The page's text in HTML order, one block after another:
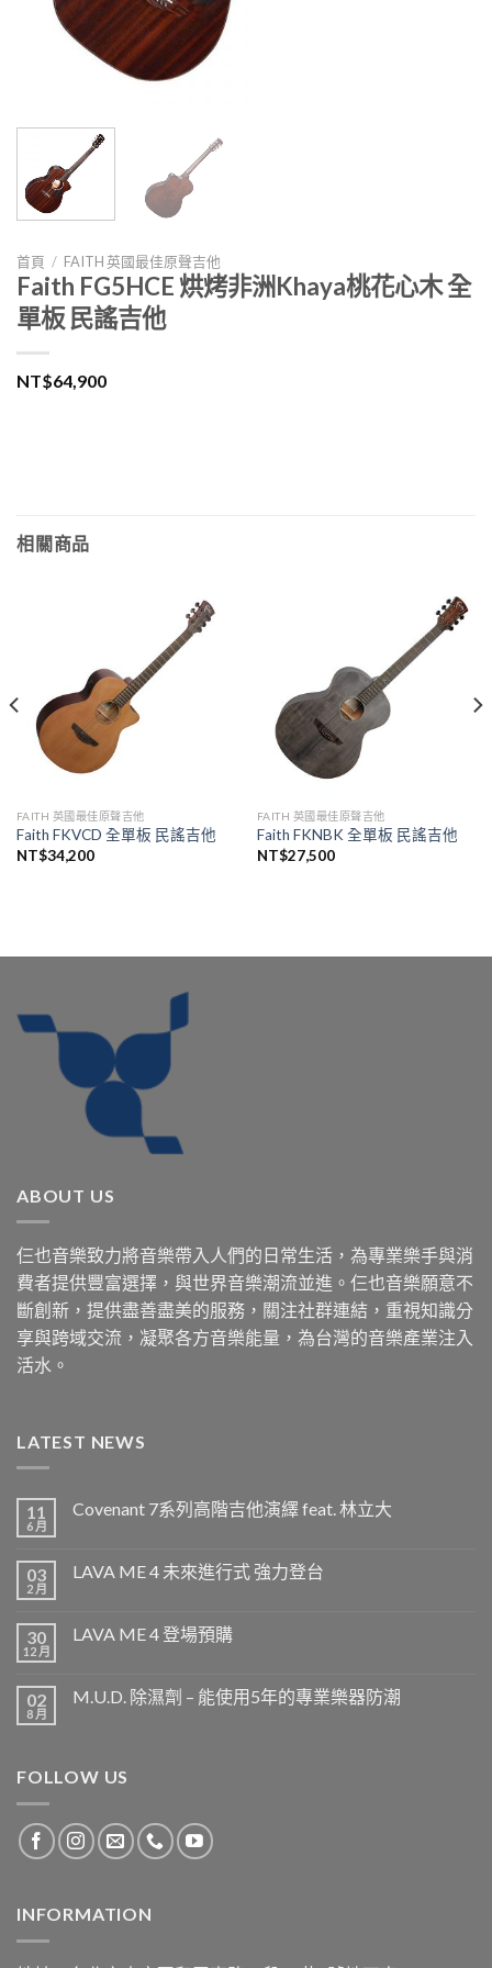
首頁 / FAITH 英國最佳原聲吉他
Faith FG5HCE 烘烤非洲Khaya桃花心木 全
單板 民謠吉他
NT$64,900
相關商品
FAITH 英國最佳原聲吉他
Faith FKVCD 全單板 民謠吉他
NT$34,200
FAITH 英國最佳原聲吉他
Faith FKNBK 全單板 民謠吉他
NT$27,500
ABOUT US
仨也音樂致力將音樂帶入人們的日常生活，為專業樂手與消
費者提供豐富選擇，與世界音樂潮流並進。仨也音樂願意不
斷創新，提供盡善盡美的服務，關注社群連結，重視知識分
享與跨域交流，凝聚各方音樂能量，為台灣的音樂產業注入
活水。
LATEST NEWS
11
6 月
Covenant 7系列高階吉他演繹 feat. 林立大
03
2 月
LAVA ME 4 未來進行式 強力登台
30
12 月
LAVA ME 4 登場預購
02
8 月
M.U.D. 除濕劑 – 能使用5年的專業樂器防潮
FOLLOW US
INFORMATION